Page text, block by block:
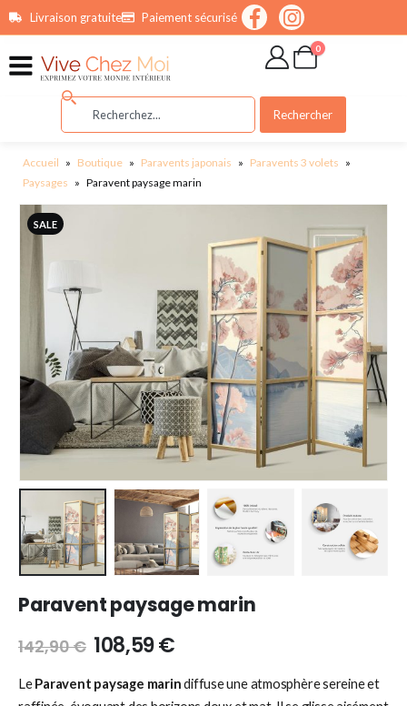
principalLivraison gratuite Paiement sécurisé
0
Rechercher
Accueil » Boutique » Paravents japonais » Paravents 3 volets »
Paysages » Paravent paysage marin
SALE
Paravent paysage marin
142,90€ 108,59€
LeParavent paysage marindiffuse une atmosphère sereine et